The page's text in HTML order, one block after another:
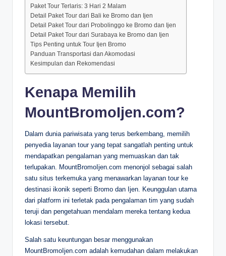
Paket Tour Terlaris: 3 Hari 2 Malam
Detail Paket Tour dari Bali ke Bromo dan Ijen
Detail Paket Tour dari Probolinggo ke Bromo dan Ijen
Detail Paket Tour dari Surabaya ke Bromo dan Ijen
Tips Penting untuk Tour Ijen Bromo
Panduan Transportasi dan Akomodasi
Kesimpulan dan Rekomendasi
Kenapa Memilih
MountBromoIjen.com?
Dalam dunia pariwisata yang terus berkembang, memilih
penyedia layanan tour yang tepat sangatlah penting untuk
mendapatkan pengalaman yang memuaskan dan tak
terlupakan. MountBromoIjen.com menonjol sebagai salah
satu situs terkemuka yang menawarkan layanan tour ke
destinasi ikonik seperti Bromo dan Ijen. Keunggulan utama
dari platform ini terletak pada pengalaman tim yang sudah
teruji dan pengetahuan mendalam mereka tentang kedua
lokasi tersebut.
Salah satu keuntungan besar menggunakan
MountBromoIjen.com adalah kemudahan dalam melakukan